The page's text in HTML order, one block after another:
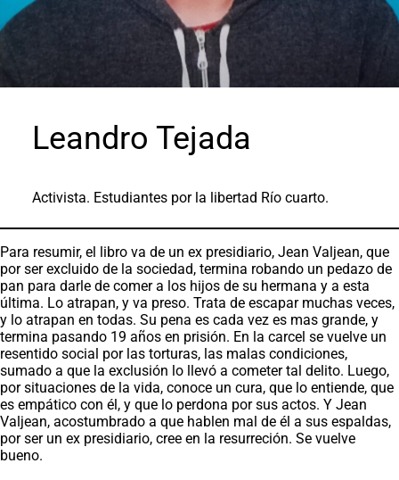
Leandro Tejada
Activista. Estudiantes por la libertad Río cuarto.
Para resumir, el libro va de un ex presidiario, Jean Valjean, que
por ser excluido de la sociedad, termina robando un pedazo de
pan para darle de comer a los hijos de su hermana y a esta
última. Lo atrapan, y va preso. Trata de escapar muchas veces,
y lo atrapan en todas. Su pena es cada vez es mas grande, y
termina pasando 19 años en prisión. En la carcel se vuelve un
resentido social por las torturas, las malas condiciones,
sumado a que la exclusión lo llevó a cometer tal delito. Luego,
por situaciones de la vida, conoce un cura, que lo entiende, que
es empático con él, y que lo perdona por sus actos. Y Jean
Valjean, acostumbrado a que hablen mal de él a sus espaldas,
por ser un ex presidiario, cree en la resurreción. Se vuelve
bueno.